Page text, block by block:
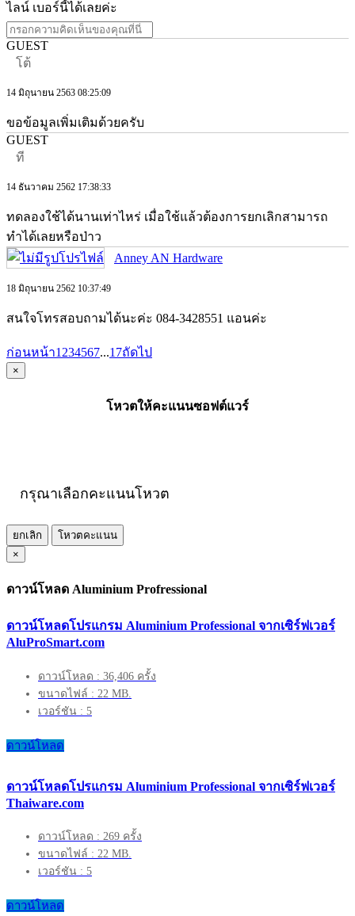
ไลน์ เบอร์นี้ได้เลยค่ะ
GUEST
โต้
14 มิถุนายน 2563 08:25:09
ขอข้อมูลเพิ่มเติมด้วยครับ
GUEST
ที
14 ธันวาคม 2562 17:38:33
ทดลองใช้ได้นานเท่าไหร่ เมื่อใช้แล้วต้องการยกเลิกสามารถ
ทำได้เลยหรือป่าว
Anney AN Hardware
18 มิถุนายน 2562 10:37:49
สนใจโทรสอบถามได้นะค่ะ 084-3428551 แอนค่ะ
ก่อนหน้า1 234567...17ถัดไป
×
โหวตให้คะแนนซอฟต์แวร์
กรุณาเลือกคะแนนโหวต
ยกเลิก
โหวตคะแนน
×
ดาวน์โหลด Aluminium Profressional
ดาวน์โหลดโปรแกรม Aluminium Professional จากเซิร์ฟเวอร์
AluProSmart.com
ดาวน์โหลด : 36,406 ครั้ง
ขนาดไฟล์ : 22 MB.
เวอร์ชัน : 5
ดาวน์โหลด
ดาวน์โหลดโปรแกรม Aluminium Professional จากเซิร์ฟเวอร์
Thaiware.com
ดาวน์โหลด : 269 ครั้ง
ขนาดไฟล์ : 22 MB.
เวอร์ชัน : 5
ดาวน์โหลด